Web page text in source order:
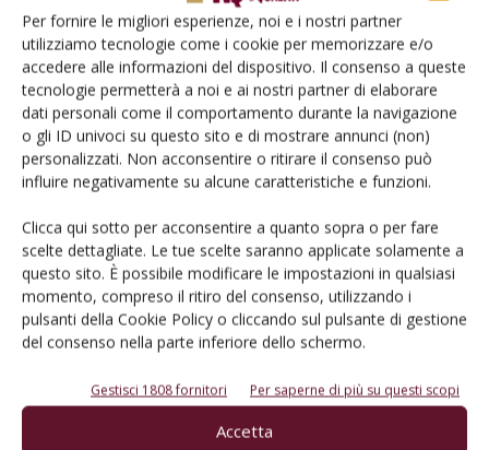
Per fornire le migliori esperienze, noi e i nostri partner
utilizziamo tecnologie come i cookie per memorizzare e/o
accedere alle informazioni del dispositivo. Il consenso a queste
tecnologie permetterà a noi e ai nostri partner di elaborare
dati personali come il comportamento durante la navigazione
o gli ID univoci su questo sito e di mostrare annunci (non)
personalizzati. Non acconsentire o ritirare il consenso può
influire negativamente su alcune caratteristiche e funzioni.
Clicca qui sotto per acconsentire a quanto sopra o per fare
scelte dettagliate. Le tue scelte saranno applicate solamente a
questo sito. È possibile modificare le impostazioni in qualsiasi
momento, compreso il ritiro del consenso, utilizzando i
pulsanti della Cookie Policy o cliccando sul pulsante di gestione
del consenso nella parte inferiore dello schermo.
Gestisci 1808 fornitori Per saperne di più su questi scopi
Accetta
Salva il mio nome, email e sito web in questo browser per la
prossima volta che commento.
E-magazine
Tecniche, prodotti e servizi dalle aziende